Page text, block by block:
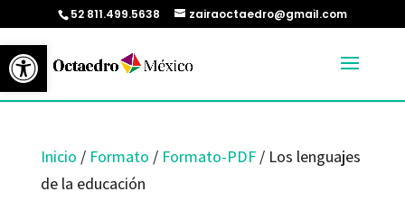
Abrir barra de herramientas
52 811.499.5638 zairaoctaedro@gmail.com
Inicio / Formato / Formato-PDF/ Los lenguajes
de la educación